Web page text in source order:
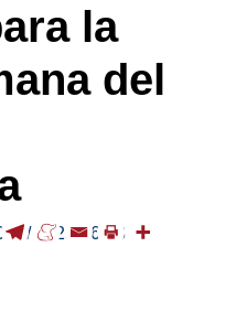
la
del
/ 2025-06-23